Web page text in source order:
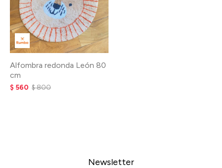
Alfombra redonda León 80
cm
$ 560 $800
Newsletter